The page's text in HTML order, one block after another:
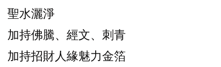
聖水灑淨
加持佛騰、經文、刺青
加持招財人緣魅力金箔